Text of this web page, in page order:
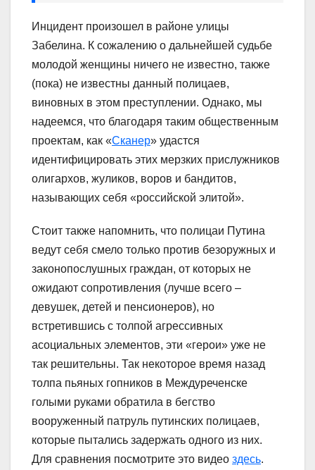
Инцидент произошел в районе улицы
Забелина. К сожалению о дальнейшей судьбе
молодой женщины ничего не известно, также
(пока) не известны данный полицаев,
виновных в этом преступлении. Однако, мы
надеемся, что благодаря таким общественным
проектам, как «Сканер» удастся
идентифицировать этих мерзких прислужников
олигархов, жуликов, воров и бандитов,
называющих себя «российской элитой».
Стоит также напомнить, что полицаи Путина
ведут себя смело только против безоружных и
законопослушных граждан, от которых не
ожидают сопротивления (лучше всего –
девушек, детей и пенсионеров), но
встретившись с толпой агрессивных
асоциальных элементов, эти «герои» уже не
так решительны. Так некоторое время назад
толпа пьяных гопников в Междуреченске
голыми руками обратила в бегство
вооруженный патруль путинских полицаев,
которые пытались задержать одного из них.
Для сравнения посмотрите это видео здесь.